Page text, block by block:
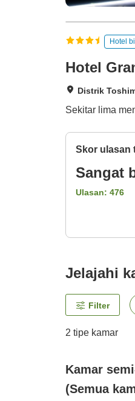
Hotel
Hotel
Distrik
Sekitar lima
Skor ulasan
Sangat
Ulasan: 476
Jelajahi
Filter
2 tipe kamar
Kamar
(Semua